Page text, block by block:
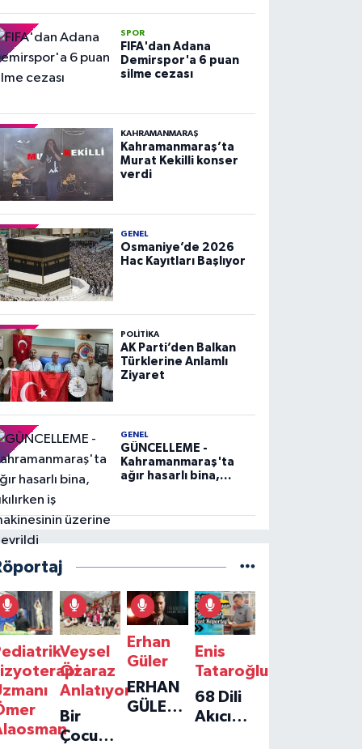
SPOR
FIFA'dan Adana
Demirspor'a 6 puan
silme cezası
KAHRAMANMARAŞ
Kahramanmaraş’ta
Murat Kekilli konser
verdi
GENEL
Osmaniye’de 2026
Hac Kayıtları Başlıyor
POLITIKA
AK Parti’den Balkan
Türklerine Anlamlı
Ziyaret
GENEL
GÜNCELLEME -
Kahramanmaraş'ta
ağır hasarlı bina,
devrildi
Veysel
Özaraz
Anlatıyor
Bir
Çocuğun
Erhan
Güler
ERHAN
GÜLER'IN
Enis
Tataroğlu
68 Dili
Akıcı